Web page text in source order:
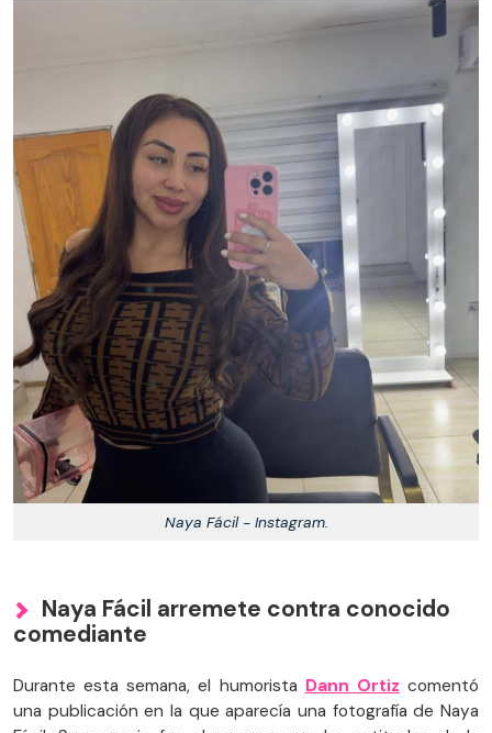
Naya Fácil - Instagram.
Naya Fácil arremete contra conocido
comediante
Durante esta semana, el humorista Dann Ortiz comentó
una publicación en la que aparecía una fotografía de Naya